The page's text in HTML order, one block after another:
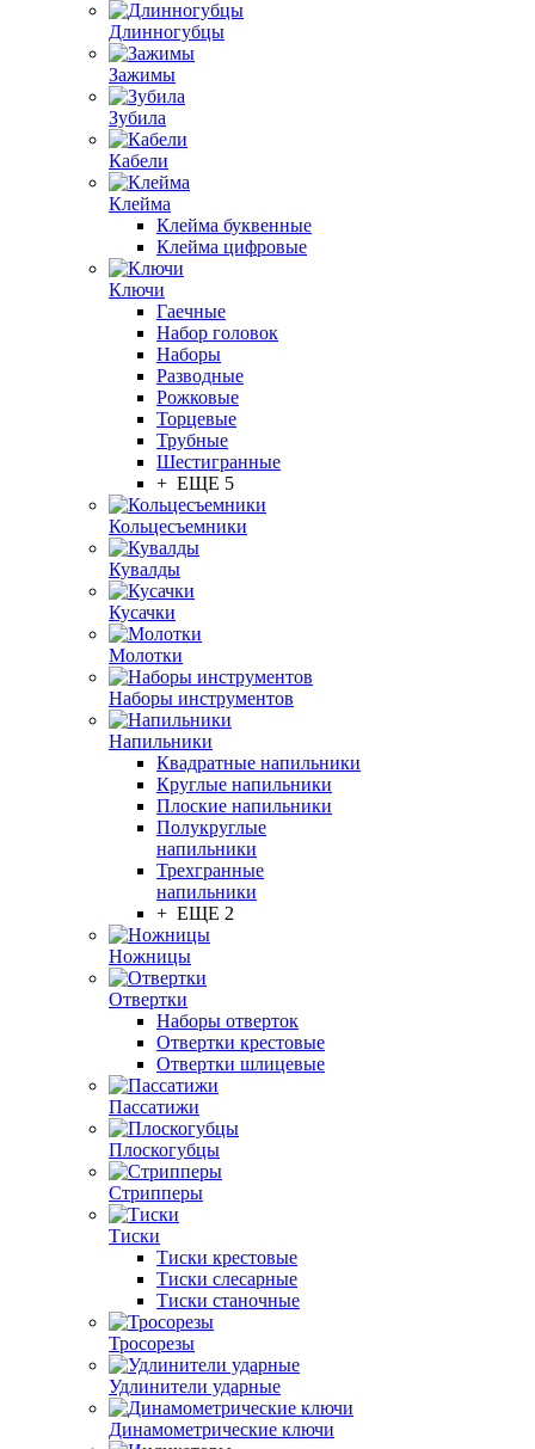
Длинногубцы
Зажимы
Зубила
Кабели
Клейма
Клейма буквенные
Клейма цифровые
Ключи
Гаечные
Набор головок
Наборы
Разводные
Рожковые
Торцевые
Трубные
Шестигранные
+ ЕЩЕ 5
Кольцесъемники
Кувалды
Кусачки
Молотки
Наборы инструментов
Напильники
Квадратные напильники
Круглые напильники
Плоские напильники
Полукруглые
напильники
Трехгранные
напильники
+ ЕЩЕ 2
Ножницы
Отвертки
Наборы отверток
Отвертки крестовые
Отвертки шлицевые
Пассатижи
Плоскогубцы
Стрипперы
Тиски
Тиски крестовые
Тиски слесарные
Тиски станочные
Тросорезы
Удлинители ударные
Динамометрические ключи